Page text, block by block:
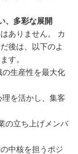
、多彩な展開
ありません。 カ
後は、以下のよ
す。
の生産性を最大化
を活かし、集客
の立ち上げメンバ
中核を担うポジ